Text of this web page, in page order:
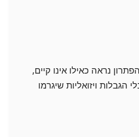
נראה כאילו אינו קיים,
ויזואליות שיגרמו